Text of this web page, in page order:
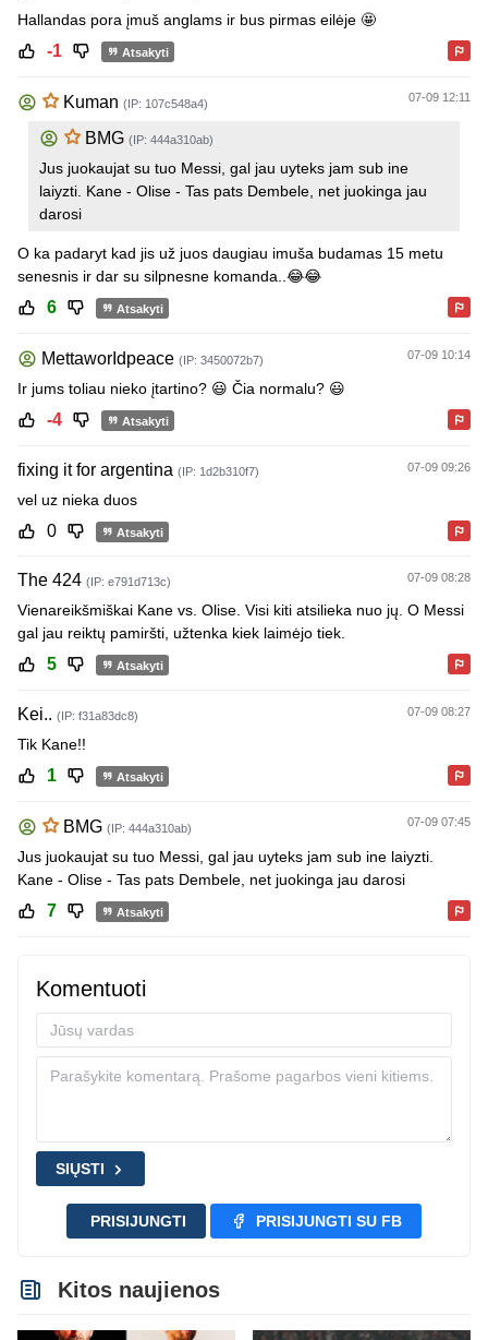
Hallandas pora įmuš anglams ir bus pirmas eilėje 🤩
-1 Atsakyti
Kuman (IP: 107c548a4) 07-09 12:11
BMG (IP: 444a310ab)
Jus juokaujat su tuo Messi, gal jau uyteks jam sub ine
laiyzti. Kane - Olise - Tas pats Dembele, net juokinga jau
darosi
O ka padaryt kad jis už juos daugiau imuša budamas 15 metu
senesnis ir dar su silpnesne komanda..😂😂
6 Atsakyti
MettaworIdpeace (IP: 3450072b7) 07-09 10:14
Ir jums toliau nieko įtartino? 😃 Čia normalu? 😃
-4 Atsakyti
fixing it for argentina (IP: 1d2b310f7) 07-09 09:26
vel uz nieka duos
0 Atsakyti
The 424 (IP: e791d713c) 07-09 08:28
Vienareikšmiškai Kane vs. Olise. Visi kiti atsilieka nuo jų. O Messi
gal jau reiktų pamiršti, užtenka kiek laimėjo tiek.
5 Atsakyti
Kei.. (IP: f31a83dc8) 07-09 08:27
Tik Kane!!
1 Atsakyti
BMG (IP: 444a310ab) 07-09 07:45
Jus juokaujat su tuo Messi, gal jau uyteks jam sub ine laiyzti.
Kane - Olise - Tas pats Dembele, net juokinga jau darosi
7 Atsakyti
Komentuoti
SIŲSTI
PRISIJUNGTI PRISIJUNGTI SU FB
Kitos naujienos